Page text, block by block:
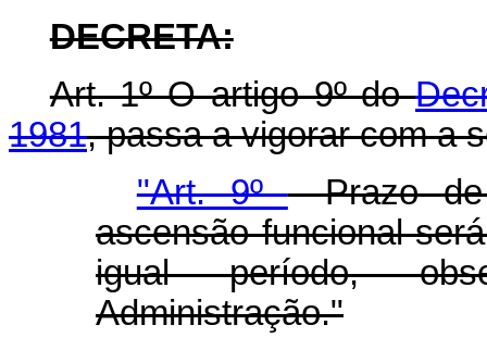
DECRETA:
Art. 1º O artigo 9º do
1981, passa a vigorar com a
"Art. 9º- Prazo
ascensão funcional
igual período,
Administração."